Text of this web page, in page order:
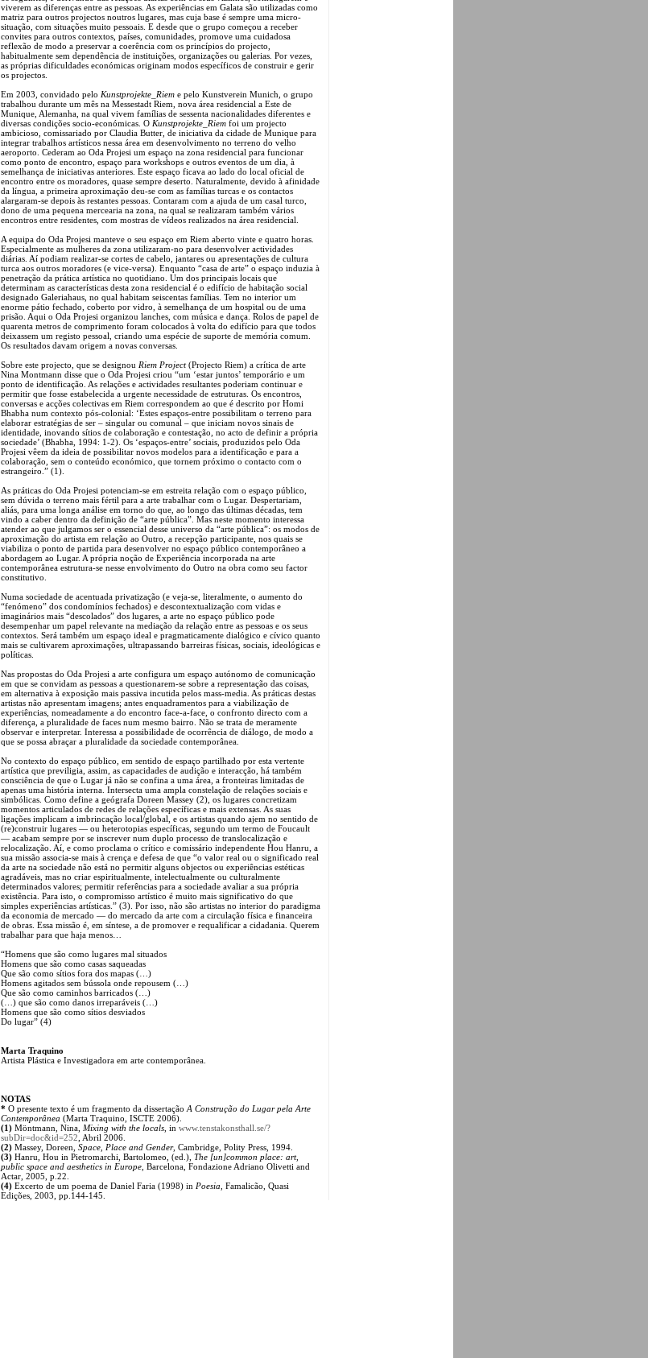
viverem as diferenças entre as pessoas. As experiências em Galata são utilizadas como
matriz para outros projectos noutros lugares, mas cuja base é sempre uma micro-
situação, com situações muito pessoais. E desde que o grupo começou a receber
convites para outros contextos, países, comunidades, promove uma cuidadosa
reflexão de modo a preservar a coerência com os princípios do projecto,
habitualmente sem dependência de instituições, organizações ou galerias. Por vezes,
as próprias dificuldades económicas originam modos específicos de construir e gerir
os projectos.
Em 2003, convidado pelo Kunstprojekte_Riem e pelo Kunstverein Munich, o grupo
trabalhou durante um mês na Messestadt Riem, nova área residencial a Este de
Munique, Alemanha, na qual vivem famílias de sessenta nacionalidades diferentes e
diversas condições socio-económicas. O Kunstprojekte_Riem foi um projecto
ambicioso, comissariado por Claudia Butter, de iniciativa da cidade de Munique para
integrar trabalhos artísticos nessa área em desenvolvimento no terreno do velho
aeroporto. Cederam ao Oda Projesi um espaço na zona residencial para funcionar
como ponto de encontro, espaço para workshops e outros eventos de um dia, à
semelhança de iniciativas anteriores. Este espaço ficava ao lado do local oficial de
encontro entre os moradores, quase sempre deserto. Naturalmente, devido à afinidade
da língua, a primeira aproximação deu-se com as famílias turcas e os contactos
alargaram-se depois às restantes pessoas. Contaram com a ajuda de um casal turco,
dono de uma pequena mercearia na zona, na qual se realizaram também vários
encontros entre residentes, com mostras de vídeos realizados na área residencial.
A equipa do Oda Projesi manteve o seu espaço em Riem aberto vinte e quatro horas.
Especialmente as mulheres da zona utilizaram-no para desenvolver actividades
diárias. Aí podiam realizar-se cortes de cabelo, jantares ou apresentações de cultura
turca aos outros moradores (e vice-versa). Enquanto “casa de arte” o espaço induzia à
penetração da prática artística no quotidiano. Um dos principais locais que
determinam as características desta zona residencial é o edifício de habitação social
designado Galeriahaus, no qual habitam seiscentas famílias. Tem no interior um
enorme pátio fechado, coberto por vidro, à semelhança de um hospital ou de uma
prisão. Aqui o Oda Projesi organizou lanches, com música e dança. Rolos de papel de
quarenta metros de comprimento foram colocados à volta do edifício para que todos
deixassem um registo pessoal, criando uma espécie de suporte de memória comum.
Os resultados davam origem a novas conversas.
Sobre este projecto, que se designou Riem Project(Projecto Riem) a crítica de arte
Nina Montmann disse que o Oda Projesi criou “um ‘estar juntos’ temporário e um
ponto de identificação. As relações e actividades resultantes poderiam continuar e
permitir que fosse estabelecida a urgente necessidade de estruturas. Os encontros,
conversas e acções colectivas em Riem correspondem ao que é descrito por Homi
Bhabha num contexto pós-colonial: ‘Estes espaços-entre possibilitam o terreno para
elaborar estratégias de ser – singular ou comunal – que iniciam novos sinais de
identidade, inovando sítios de colaboração e contestação, no acto de definir a própria
sociedade’ (Bhabha, 1994: 1-2). Os ‘espaços-entre’ sociais, produzidos pelo Oda
Projesi vêem da ideia de possibilitar novos modelos para a identificação e para a
colaboração, sem o conteúdo económico, que tornem próximo o contacto com o
estrangeiro.” (1).
As práticas do Oda Projesi potenciam-se em estreita relação com o espaço público,
sem dúvida o terreno mais fértil para a arte trabalhar com o Lugar. Despertariam,
aliás, para uma longa análise em torno do que, ao longo das últimas décadas, tem
vindo a caber dentro da definição de “arte pública”. Mas neste momento interessa
atender ao que julgamos ser o essencial desse universo da “arte pública”: os modos de
aproximação do artista em relação ao Outro, a recepção participante, nos quais se
viabiliza o ponto de partida para desenvolver no espaço público contemporâneo a
abordagem ao Lugar. A própria noção de Experiência incorporada na arte
contemporânea estrutura-se nesse envolvimento do Outro na obra como seu factor
constitutivo.
Numa sociedade de acentuada privatização (e veja-se, literalmente, o aumento do
“fenómeno” dos condomínios fechados) e descontextualização com vidas e
imaginários mais “descolados” dos lugares, a arte no espaço público pode
desempenhar um papel relevante na mediação da relação entre as pessoas e os seus
contextos. Será também um espaço ideal e pragmaticamente dialógico e cívico quanto
mais se cultivarem aproximações, ultrapassando barreiras físicas, sociais, ideológicas e
políticas.
Nas propostas do Oda Projesi a arte configura um espaço autónomo de comunicação
em que se convidam as pessoas a questionarem-se sobre a representação das coisas,
em alternativa à exposição mais passiva incutida pelos mass-media. As práticas destas
artistas não apresentam imagens; antes enquadramentos para a viabilização de
experiências, nomeadamente a do encontro face-a-face, o confronto directo com a
diferença, a pluralidade de faces num mesmo bairro. Não se trata de meramente
observar e interpretar. Interessa a possibilidade de ocorrência de diálogo, de modo a
que se possa abraçar a pluralidade da sociedade contemporânea.
No contexto do espaço público, em sentido de espaço partilhado por esta vertente
artística que previligia, assim, as capacidades de audição e interacção, há também
consciência de que o Lugar já não se confina a uma área, a fronteiras limitadas de
apenas uma história interna. Intersecta uma ampla constelação de relações sociais e
simbólicas. Como define a geógrafa Doreen Massey (2), os lugares concretizam
momentos articulados de redes de relações específicas e mais extensas. As suas
ligações implicam a imbrincação local/global, e os artistas quando ajem no sentido de
(re)construir lugares — ou heterotopias específicas, segundo um termo de Foucault
— acabam sempre por se inscrever num duplo processo de translocalização e
relocalização. Aí, e como proclama o crítico e comissário independente Hou Hanru, a
sua missão associa-se mais à crença e defesa de que “o valor real ou o significado real
da arte na sociedade não está no permitir alguns objectos ou experiências estéticas
agradáveis, mas no criar espiritualmente, intelectualmente ou culturalmente
determinados valores; permitir referências para a sociedade avaliar a sua própria
existência. Para isto, o compromisso artístico é muito mais significativo do que
simples experiências artísticas.” (3). Por isso, não são artistas no interior do paradigma
da economia de mercado — do mercado da arte com a circulação física e financeira
de obras. Essa missão é, em síntese, a de promover e requalificar a cidadania. Querem
trabalhar para que haja menos…
“Homens que são como lugares mal situados
Homens que são como casas saqueadas
Que são como sítios fora dos mapas (…)
Homens agitados sem bússola onde repousem (…)
Que são como caminhos barricados (…)
(…) que são como danos irreparáveis (…)
Homens que são como sítios desviados
Do lugar” (4)
Marta Traquino
Artista Plástica e Investigadora em arte contemporânea.
NOTAS
* O presente texto é um fragmento da dissertação A Construção do Lugar pela Arte
Contemporânea (Marta Traquino, ISCTE 2006).
(1) Möntmann, Nina, Mixing with the locals , in www.tenstakonsthall.se/?
subDir=doc&id=252 , Abril 2006.
(2) Massey, Doreen, Space, Place and Gender, Cambridge, Polity Press, 1994.
(3) Hanru, Hou in Pietromarchi, Bartolomeo, (ed.), The [un]common place: art,
public space and aesthetics in Europe , Barcelona, Fondazione Adriano Olivetti and
Actar, 2005, p.22.
(4) Excerto de um poema de Daniel Faria (1998) in Poesia , Famalicão, Quasi
Edições, 2003, pp.144-145.